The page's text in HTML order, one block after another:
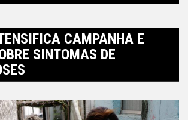
CAMPANHA E
SINTOMAS DE